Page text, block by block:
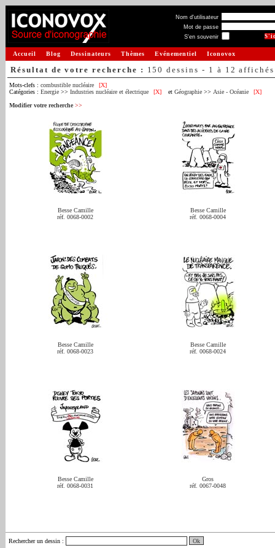
Nom d'utilisateur
Mot de passe
S'en souvenir
Accueil Blog Dessinateurs Thèmes Evénementiel Iconovox
Résultat de votre recherche : 150 dessins - 1 à 12 affichés
Mots-clefs : combustible nucléaire
[X]
Catégories : Energie >> Industries nucléaire et électrique [X] et Géographie >> Asie - Océanie
[X]
Modifier votre recherche >>
Besse Camille
réf. 0068-0002
Besse Camille
réf. 0068-0004
Besse Camille
réf. 0068-0023
Besse Camille
réf. 0068-0024
Besse Camille
réf. 0068-0031
Gros
réf. 0067-0048
Rechercher un dessin :